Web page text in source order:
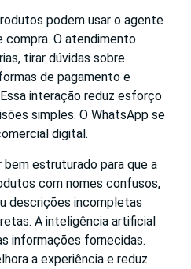
podem usar o agente
compra. O atendimento
tirar dúvidas sobre
de pagamento e
interação reduz esforço
simples. O WhatsApp se
digital.
estruturado para que a
com nomes confusos,
descrições incompletas
A inteligência artificial
informações fornecidas.
a experiência e reduz